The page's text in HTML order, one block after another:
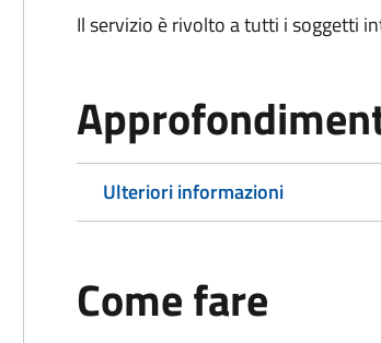
Il servizio è rivolto a tutti i soggetti
Ulteriori informazioni
Come fare